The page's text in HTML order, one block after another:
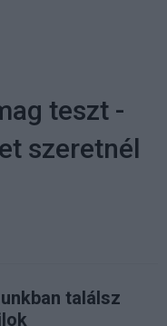
teszt -
szeretnél
találsz